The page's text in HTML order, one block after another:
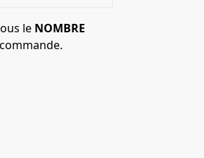
le NOMBRE